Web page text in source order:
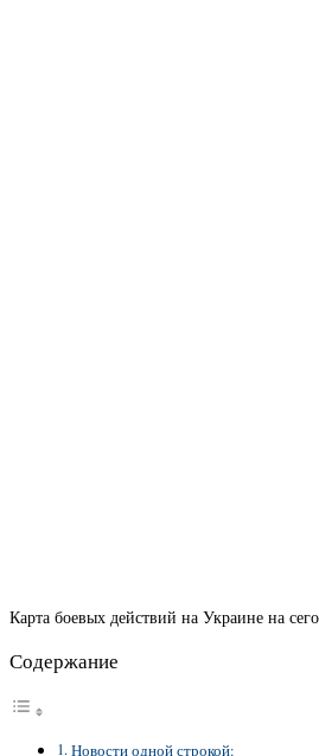
Карта боевых действий на Украине на
Содержание
Новости одной строкой: